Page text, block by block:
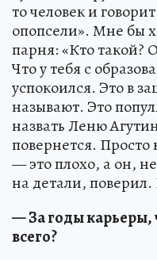
то человек и
опопсели». Мне бы
парня: «Кто такой?
Что у тебя с
успокоился. Это в
называют. Это
назвать Леню
повернется. Просто
— это плохо, а он,
на детали, поверил.
— За годы карьеры,
всего?